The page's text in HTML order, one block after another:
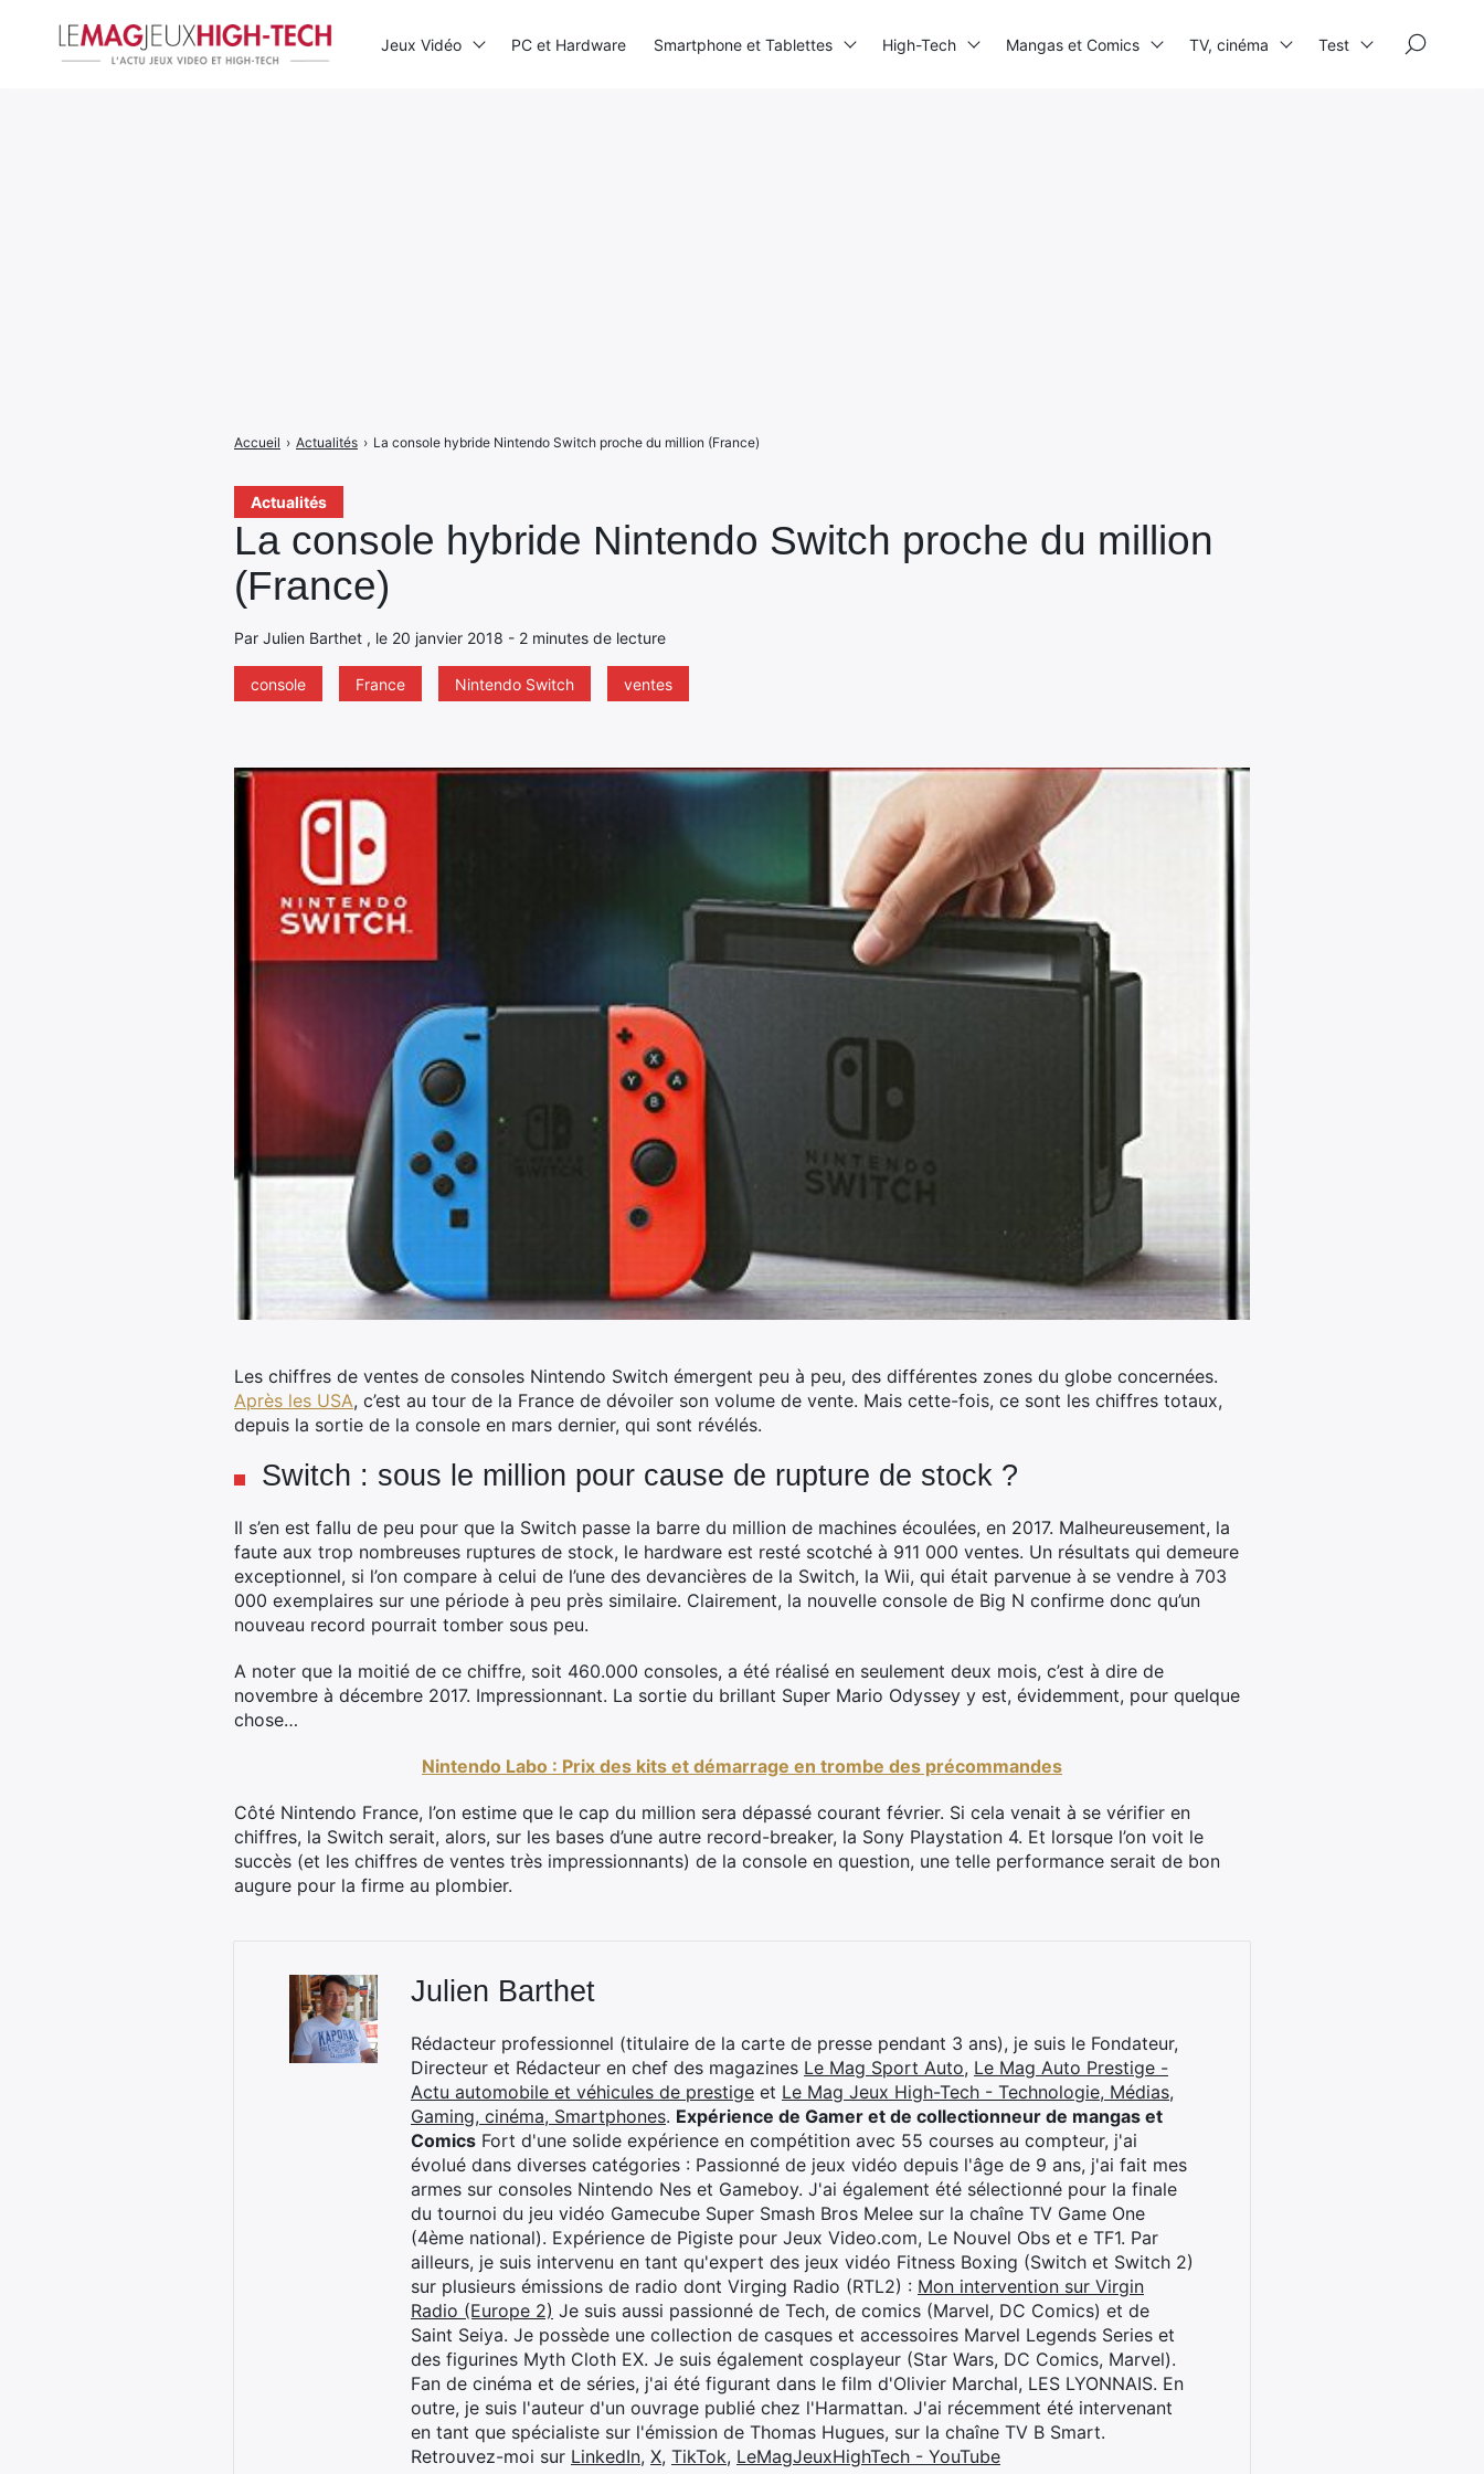
Actualités
La console hybride Nintendo Switch proche du million
(France)
Par Julien Barthet , le 20 janvier 2018 - 2 minutes de lecture
console France Nintendo Switch ventes
Accueil › Actualités › La console hybride Nintendo Switch proche du million (France)
Les chiffres de ventes de consoles Nintendo Switch émergent peu à peu, des différentes zones du globe concernées.
Après les USA, c’est au tour de la France de dévoiler son volume de vente. Mais cette-fois, ce sont les chiffres totaux,
depuis la sortie de la console en mars dernier, qui sont révélés.
Switch : sous le million pour cause de rupture de stock ?
Il s’en est fallu de peu pour que la Switch passe la barre du million de machines écoulées, en 2017. Malheureusement, la
faute aux trop nombreuses ruptures de stock, le hardware est resté scotché à 911 000 ventes. Un résultats qui demeure
exceptionnel, si l’on compare à celui de l’une des devancières de la Switch, la Wii, qui était parvenue à se vendre à 703
000 exemplaires sur une période à peu près similaire. Clairement, la nouvelle console de Big N confirme donc qu’un
nouveau record pourrait tomber sous peu.
A noter que la moitié de ce chiffre, soit 460.000 consoles, a été réalisé en seulement deux mois, c’est à dire de
novembre à décembre 2017. Impressionnant. La sortie du brillant Super Mario Odyssey y est, évidemment, pour quelque
chose…
Nintendo Labo : Prix des kits et démarrage en trombe des précommandes
Côté Nintendo France, l’on estime que le cap du million sera dépassé courant février. Si cela venait à se vérifier en
chiffres, la Switch serait, alors, sur les bases d’une autre record-breaker, la Sony Playstation 4. Et lorsque l’on voit le
succès (et les chiffres de ventes très impressionnants) de la console en question, une telle performance serait de bon
augure pour la firme au plombier.
Julien Barthet
Rédacteur professionnel (titulaire de la carte de presse pendant 3 ans), je suis le Fondateur,
Directeur et Rédacteur en chef des magazines Le Mag Sport Auto, Le Mag Auto Prestige -
Actu automobile et véhicules de prestige et Le Mag Jeux High-Tech - Technologie, Médias,
Gaming, cinéma, Smartphones. Expérience de Gamer et de collectionneur de mangas et
Comics Fort d'une solide expérience en compétition avec 55 courses au compteur, j'ai
évolué dans diverses catégories : Passionné de jeux vidéo depuis l'âge de 9 ans, j'ai fait mes
armes sur consoles Nintendo Nes et Gameboy. J'ai également été sélectionné pour la finale
du tournoi du jeu vidéo Gamecube Super Smash Bros Melee sur la chaîne TV Game One
(4ème national). Expérience de Pigiste pour Jeux Video.com, Le Nouvel Obs et e TF1. Par
ailleurs, je suis intervenu en tant qu'expert des jeux vidéo Fitness Boxing (Switch et Switch 2)
sur plusieurs émissions de radio dont Virging Radio (RTL2) : Mon intervention sur Virgin
Radio (Europe 2) Je suis aussi passionné de Tech, de comics (Marvel, DC Comics) et de
Saint Seiya. Je possède une collection de casques et accessoires Marvel Legends Series et
des figurines Myth Cloth EX. Je suis également cosplayeur (Star Wars, DC Comics, Marvel).
Fan de cinéma et de séries, j'ai été figurant dans le film d'Olivier Marchal, LES LYONNAIS. En
outre, je suis l'auteur d'un ouvrage publié chez l'Harmattan. J'ai récemment été intervenant
en tant que spécialiste sur l'émission de Thomas Hugues, sur la chaîne TV B Smart.
Retrouvez-moi sur LinkedIn, X, TikTok, LeMagJeuxHighTech - YouTube
Jeux Vidéo PC et Hardware Smartphone et Tablettes High-Tech Mangas et Comics TV, cinéma Test